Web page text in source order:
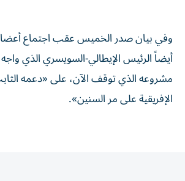
وفي بيان صدر الخميس عقب اجتماع
أيضاً الرئيس الإيطالي-السويسري الذي
مشروعه الذي توقف الآن، على «دعمه
الإفريقية على مر السنين».